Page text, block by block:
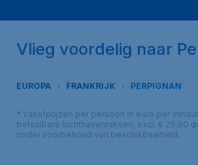
Vlieg voordelig naar
EUROPA FRANKRIJK PERPIGNAN
* vanafprijzen per persoon in euro per
betaalbare luchthaventaksen, excl. € 29,90
onder voorbehoud van beschikbaarheid.